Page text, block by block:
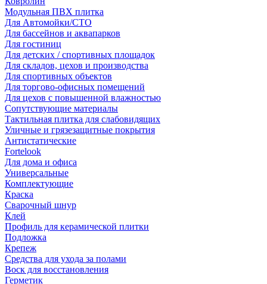
Модульная ПВХ плитка
Для Автомойки/СТО
Для бассейнов и аквапарков
Для гостиниц
Для детских / спортивных площадок
Для складов, цехов и производства
Для спортивных объектов
Для торгово-офисных помещений
Для цехов с повышенной влажностью
Сопутствующие материалы
Тактильная плитка для слабовидящих
Уличные и грязезащитные покрытия
Антистатические
Fortelook
Для дома и офиса
Универсальные
Комплектующие
Краска
Сварочный шнур
Клей
Профиль для керамической плитки
Подложка
Крепеж
Средства для ухода за полами
Воск для восстановления
Герметик